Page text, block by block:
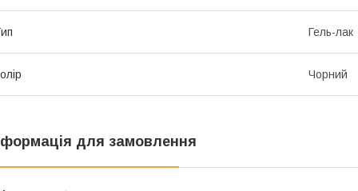
Гель-лак
Чорний
для замовлення